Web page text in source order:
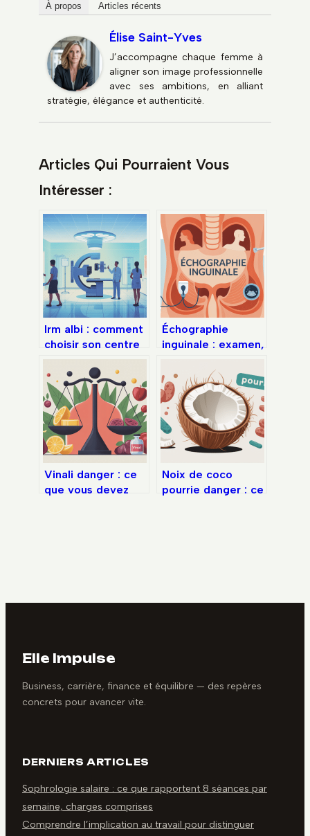
À propos Articles récents
Élise Saint-Yves
J’accompagne chaque femme à
aligner son image professionnelle
avec ses ambitions, en alliant
stratégie, élégance et authenticité.
Articles Qui Pourraient Vous
Intéresser :
Irm albi : comment
choisir son centre
d’imagerie
médicale en toute
confiance
Échographie
inguinale : examen,
en charge
expliqués
Vinali danger : ce
que vous devez
Noix de coco
pourrie danger : ce
Elle Impulse
Business, carrière, finance et équilibre — des repères
concrets pour avancer vite.
DERNIERS ARTICLES
Sophrologie salaire : ce que rapportent 8 séances par
semaine, charges comprises
Comprendre l’implication au travail pour distinguer